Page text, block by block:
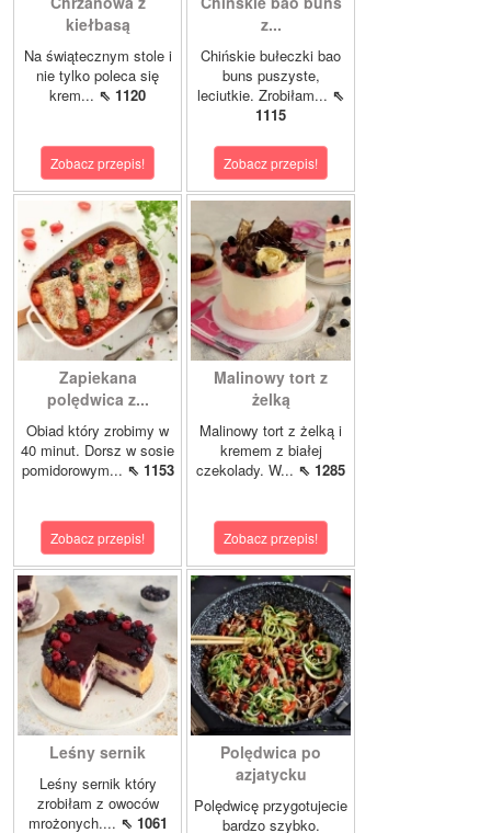
kiełbasą
Na świątecznym stole i
nie tylko poleca się
krem... ⇖ 1120
Zobacz przepis!
z...
Chińskie bułeczki bao
buns puszyste,
leciutkie. Zrobiłam... ⇖
1115
Zobacz przepis!
Zapiekana
polędwica z...
Obiad który zrobimy w
40 minut. Dorsz w sosie
pomidorowym... ⇖ 1153
Zobacz przepis!
Malinowy tort z
żelką
Malinowy tort z żelką i
kremem z białej
czekolady. W... ⇖ 1285
Zobacz przepis!
Leśny sernik
Leśny sernik który
zrobiłam z owoców
mrożonych.... ⇖ 1061
Polędwica po
azjatycku
Polędwicę przygotujecie
bardzo szybko.